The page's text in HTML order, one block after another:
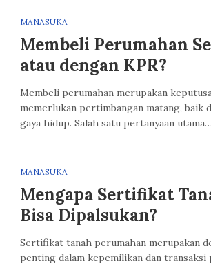
MANASUKA
Membeli Perumahan
atau dengan KPR?
Membeli perumahan merupakan
memerlukan pertimbangan matang, baik
gaya hidup. Salah satu pertanyaan utama…
MANASUKA
Mengapa Sertifikat
Bisa Dipalsukan?
Sertifikat tanah perumahan merupakan
penting dalam kepemilikan dan